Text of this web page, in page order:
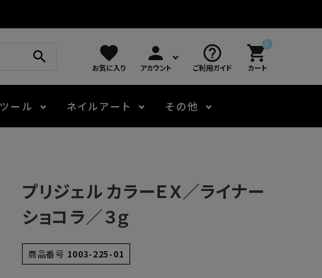
search favorite
お気に入り
person
アカウント
help_outline
ご利用ガイド
0
shopping_cart
カート
アートインク
ニュアンスジェル
ール
容器・ポーチ
ネイルアート
その他
その他
プリジェル カラーＥＸ／ライナー
ショコラ／３ｇ
商品番号 1003-225-01